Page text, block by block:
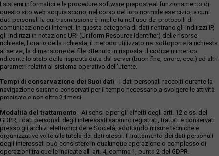
I sistemi informatici e le procedure software preposte al funzionamento di
questo sito web acquisiscono, nel corso del loro normale esercizio, alcuni
dati personali la cui trasmissione è implicita nell'uso dei protocolli di
comunicazione di Internet. In questa categoria di dati rientrano gli indirizzi IP,
gli indirizzi in notazione URI (Uniform Resource Identifier) delle risorse
richieste, l'orario della richiesta, il metodo utilizzato nel sottoporre la richiesta
al server, la dimensione del file ottenuto in risposta, il codice numerico
ndicante lo stato della risposta data dal server (buon fine, errore, ecc.) ed altri
parametri relativi al sistema operativo dell'utente.
Tempi di conservazione dei Suoi dati - I dati personali raccolti durante la
navigazione saranno conservati per il tempo necessario a svolgere le attività
precisate e non oltre 24 mesi.
Modalità del trattamento - Ai sensi e per gli effetti degli artt. 12 e ss. del
GDPR, i dati personali degli interessati saranno registrati, trattati e conservati
presso gli archivi elettronici delle Società, adottando misure tecniche e
organizzative volte alla tutela dei dati stessi. Il trattamento dei dati personali
degli interessati può consistere in qualunque operazione o complesso di
operazioni tra quelle indicate all' art. 4, comma 1, punto 2 del GDPR.